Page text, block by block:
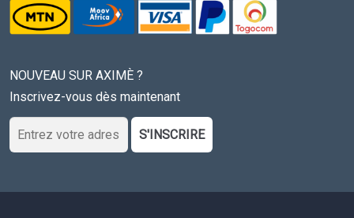
NOUVEAU SUR AXIMÈ ?
Inscrivez-vous dès maintenant
S'INSCRIRE